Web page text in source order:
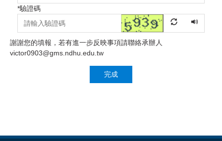
*驗證碼
謝謝您的填報，若有進一步反映事項請聯絡承辦人
victor0903@gms.ndhu.edu.tw
完成